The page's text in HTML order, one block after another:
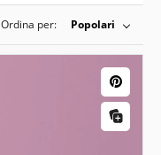
Ordina per: Popolari